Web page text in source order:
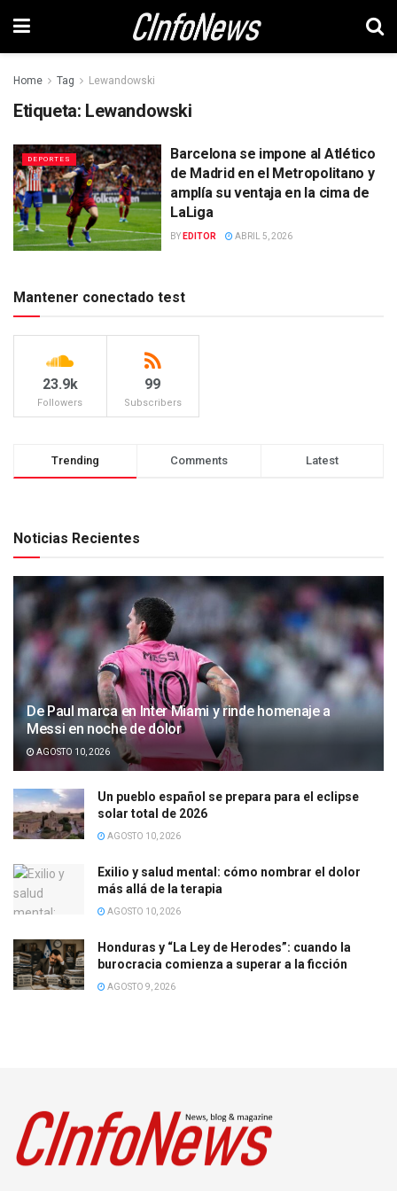
Home Tag Lewandowski
Etiqueta: Lewandowski
DEPORTES
Barcelona se impone al Atlético
de Madrid en el Metropolitano y
amplía su ventaja en la cima de
LaLiga
BY EDITOR ABRIL 5, 2026
Mantener conectado test
23.9k
Followers
99
Subscribers
Trending Comments Latest
Noticias Recientes
De Paul marca en Inter Miami y rinde homenaje a
Messi en noche de dolor
AGOSTO 10, 2026
Un pueblo español se prepara para el eclipse
solar total de 2026
AGOSTO 10, 2026
Exilio y salud mental: cómo nombrar el dolor
más allá de la terapia
AGOSTO 10, 2026
Honduras y “La Ley de Herodes”: cuando la
burocracia comienza a superar a la ficción
AGOSTO 9, 2026